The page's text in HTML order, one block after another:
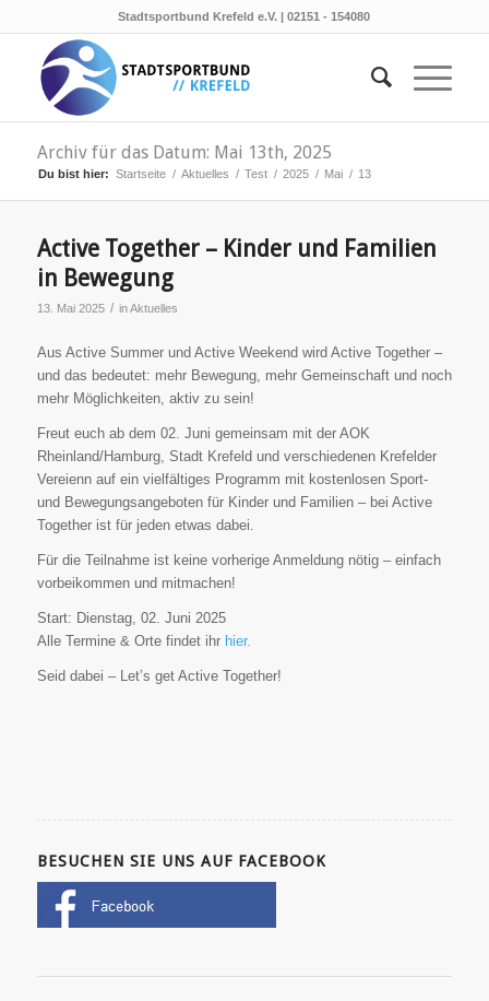
Stadtsportbund Krefeld e.V. | 02151 - 154080
Archiv für das Datum: Mai 13th, 2025
Du bist hier: Startseite / Aktuelles / Test / 2025 / Mai / 13
Active Together – Kinder und Familien
in Bewegung
13. Mai 2025 / inAktuelles
Aus Active Summer und Active Weekend wird Active Together –
und das bedeutet: mehr Bewegung, mehr Gemeinschaft und noch
mehr Möglichkeiten, aktiv zu sein!
Freut euch ab dem 02. Juni gemeinsam mit der AOK
Rheinland/Hamburg, Stadt Krefeld und verschiedenen Krefelder
Vereienn auf ein vielfältiges Programm mit kostenlosen Sport-
und Bewegungsangeboten für Kinder und Familien – bei Active
Together ist für jeden etwas dabei.
Für die Teilnahme ist keine vorherige Anmeldung nötig – einfach
vorbeikommen und mitmachen!
Start: Dienstag, 02. Juni 2025
Alle Termine & Orte findet ihr hier.
Seid dabei – Let’s get Active Together!
BESUCHEN SIE UNS AUF FACEBOOK